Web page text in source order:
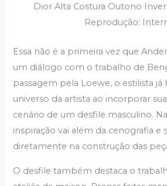
Dior Alta Costura Outono
Reprodução:
Essa não é a primeira vez que
um diálogo com o trabalho de
passagem pela Loewe, o estilista já
universo da artista ao incorporar
cenário de um desfile masculino.
inspiração vai além da cenografia e
diretamente na construção das
O desfile também destaca o